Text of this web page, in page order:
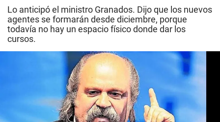
Lo anticipó el ministro Granados. Dijo que los nuevos
agentes se formarán desde diciembre, porque
todavía no hay un espacio físico donde dar los
cursos.